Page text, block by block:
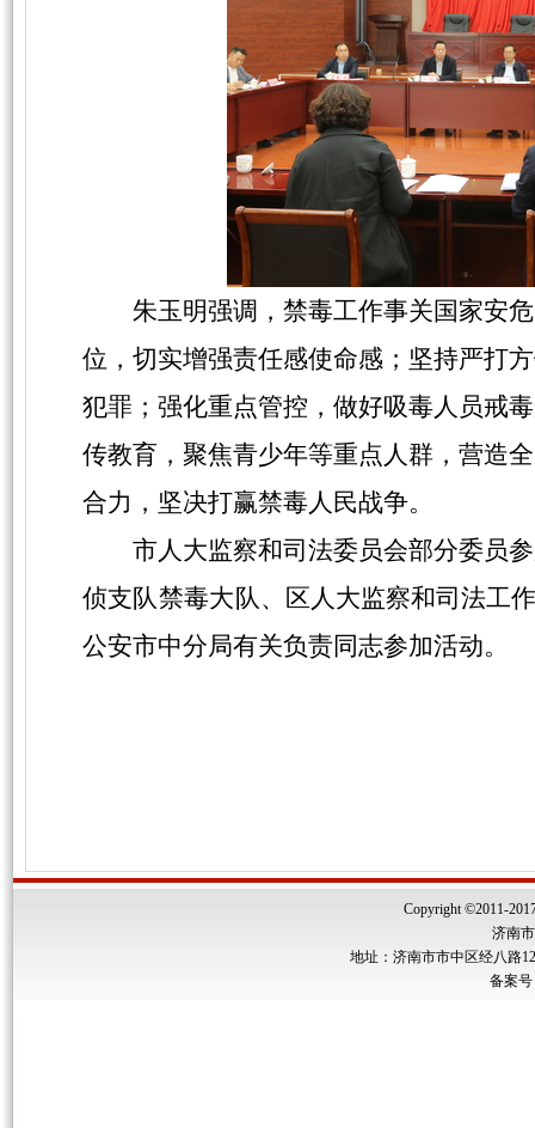
朱玉明强调，禁毒工作事关国家安
位，切实增强责任感使命感；坚持严打
犯罪；强化重点管控，做好吸毒人员戒
传教育，聚焦青少年等重点人群，营造
合力，坚决打赢禁毒人民战争。
市人大监察和司法委员会部分委员
侦支队禁毒大队、 区人大监察和司法工
公安市中分局有关负责同志参加活动。
Copyright ©2011-
济南
地址：济南市市中区经八路
备案号